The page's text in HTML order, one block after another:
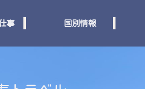
事 国別情報